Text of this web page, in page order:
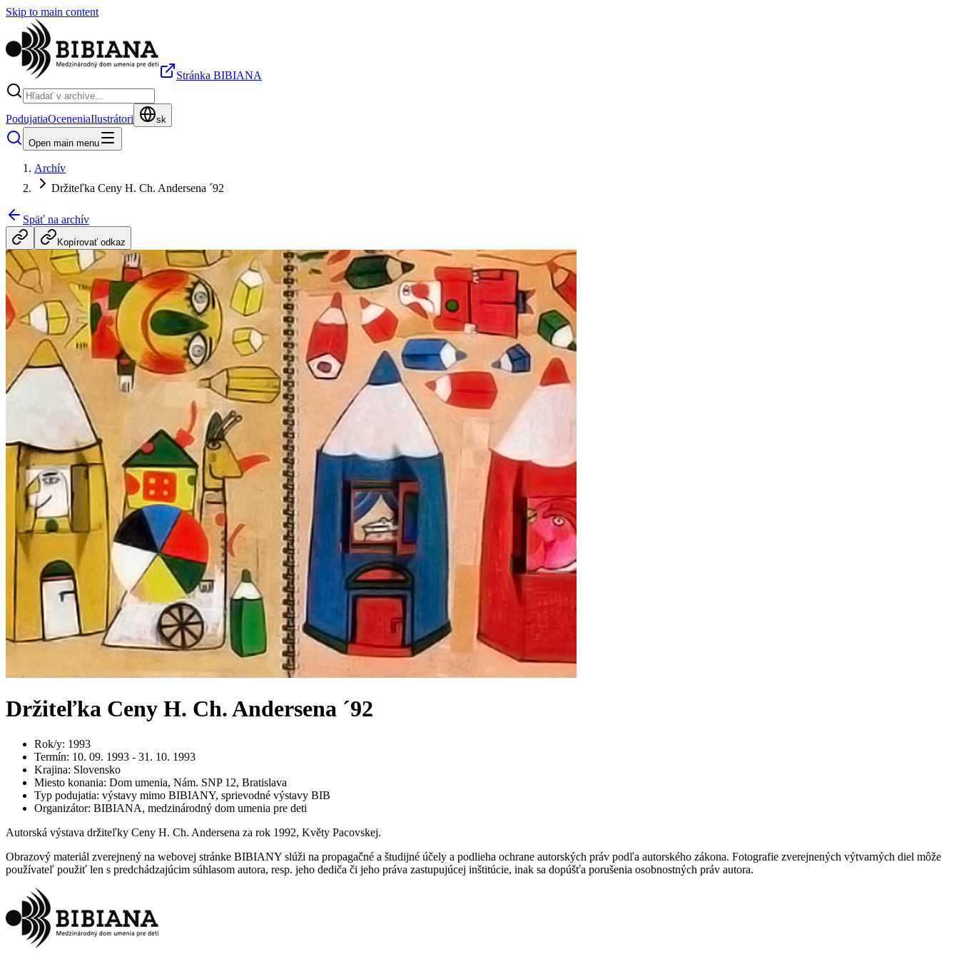
Skip to main content
Stránka BIBIANA
PodujatiaOceneniaIlustrátori sk
Open main menu
Archív
Držiteľka Ceny H. Ch. Andersena ´92
Späť na archív
Kopírovať odkaz
Držiteľka Ceny H. Ch. Andersena ´92
Rok/y: 1993
Termín: 10. 09. 1993 - 31. 10. 1993
Krajina: Slovensko
Miesto konania: Dom umenia, Nám. SNP 12, Bratislava
Typ podujatia: výstavy mimo BIBIANY, sprievodné výstavy BIB
Organizátor: BIBIANA, medzinárodný dom umenia pre deti
Autorská výstava držiteľky Ceny H. Ch. Andersena za rok 1992, Květy Pacovskej.
Obrazový materiál zverejnený na webovej stránke BIBIANY slúži na propagačné a študijné účely a podlieha ochrane autorských práv podľa autorského zákona. Fotografie zverejnených výtvarných diel môže
používateľ použiť len s predchádzajúcim súhlasom autora, resp. jeho dediča či jeho práva zastupujúcej inštitúcie, inak sa dopúšťa porušenia osobnostných práv autora.